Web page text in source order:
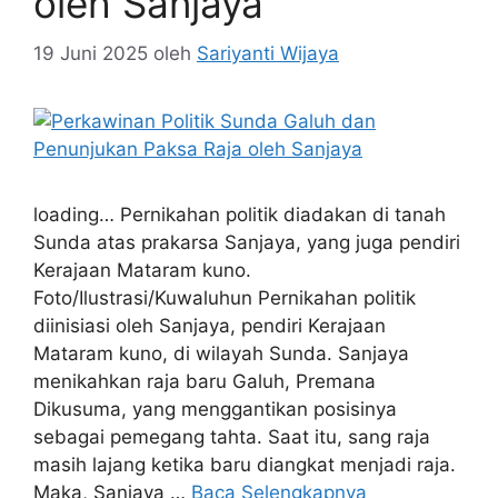
19 Juni 2025 oleh Sariyanti Wijaya
loading… Pernikahan politik diadakan di tanah
Sunda atas prakarsa Sanjaya, yang juga pendiri
Kerajaan Mataram kuno.
Foto/Ilustrasi/Kuwaluhun Pernikahan politik
diinisiasi oleh Sanjaya, pendiri Kerajaan
Mataram kuno, di wilayah Sunda. Sanjaya
menikahkan raja baru Galuh, Premana
Dikusuma, yang menggantikan posisinya
sebagai pemegang tahta. Saat itu, sang raja
masih lajang ketika baru diangkat menjadi raja.
Maka, Sanjaya … Baca Selengkapnya